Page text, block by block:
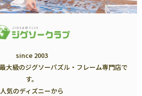
since 2003
大級のジグソーパズル・フレーム専門店で
す。
人気のディズニーから